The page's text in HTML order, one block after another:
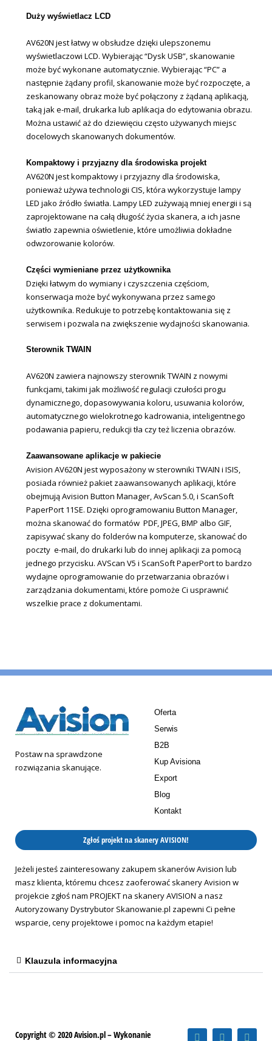
Duży wyświetlacz LCD
AV620N jest łatwy w obsłudze dzięki ulepszonemu
wyświetlaczowi LCD. Wybierając “Dysk USB”, skanowanie
może być wykonane automatycznie. Wybierając “PC” a
następnie żądany profil, skanowanie może być rozpoczęte, a
zeskanowany obraz może być połączony z żądaną aplikacją,
taką jak e-mail, drukarka lub aplikacja do edytowania obrazu.
Można ustawić aż do dziewięciu często używanych miejsc
docelowych skanowanych dokumentów.
Kompaktowy i przyjazny dla środowiska projekt
AV620N jest kompaktowy i przyjazny dla środowiska,
ponieważ używa technologii CIS, która wykorzystuje lampy
LED jako źródło światła. Lampy LED zużywają mniej energii i są
zaprojektowane na całą długość życia skanera, a ich jasne
światło zapewnia oświetlenie, które umożliwia dokładne
odwzorowanie kolorów.
Części wymieniane przez użytkownika
Dzięki łatwym do wymiany i czyszczenia częściom,
konserwacja może być wykonywana przez samego
użytkownika. Redukuje to potrzebę kontaktowania się z
serwisem i pozwala na zwiększenie wydajności skanowania.
Sterownik TWAIN
AV620N zawiera najnowszy sterownik TWAIN z nowymi
funkcjami, takimi jak możliwość regulacji czułości progu
dynamicznego, dopasowywania koloru, usuwania kolorów,
automatycznego wielokrotnego kadrowania, inteligentnego
podawania papieru, redukcji tła czy też liczenia obrazów.
Zaawansowane aplikacje w pakiecie
Avision AV620N jest wyposażony w sterowniki TWAIN i ISIS,
posiada również pakiet zaawansowanych aplikacji, które
obejmują Avision Button Manager, AvScan 5.0, i ScanSoft
PaperPort 11SE. Dzięki oprogramowaniu Button Manager,
można skanować do formatów PDF, JPEG, BMP albo GIF,
zapisywać skany do folderów na komputerze, skanować do
poczty e-mail, do drukarki lub do innej aplikacji za pomocą
jednego przycisku. AVScan V5 i ScanSoft PaperPort to bardzo
wydajne oprogramowanie do przetwarzania obrazów i
zarządzania dokumentami, które pomoże Ci usprawnić
wszelkie prace z dokumentami.
Postaw na sprawdzone
rozwiązania skanujące.
Oferta
Serwis
B2B
Kup Avisiona
Export
Blog
Kontakt
Zgłoś projekt na skanery AVISION!
Jeżeli jesteś zainteresowany zakupem skanerów Avision lub
masz klienta, któremu chcesz zaoferować skanery Avision w
projekcie zgłoś nam PROJEKT na skanery AVISION a nasz
Autoryzowany Dystrybutor Skanowanie.pl zapewni Ci pełne
wsparcie, ceny projektowe i pomoc na każdym etapie!
Klauzula informacyjna
Copyright © 2020 Avision.pl – Wykonanie F Y I